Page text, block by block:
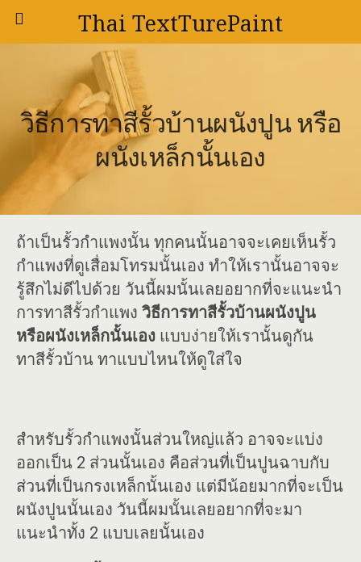
Thai TextTurePaint
วิธีการทาสีรั้วบ้านผนังปูน หรือ
ผนังเหล็กนั้นเอง
ถ้าเป็นรั้วกำแพงนั้น ทุกคนนั้นอาจจะเคยเห็นรั้ว
กำแพงที่ดูเสื่อมโทรมนั้นเอง ทำให้เรานั้นอาจจะ
รู้สึกไม่ดีไปด้วย วันนี้ผมนั้นเลยอยากที่จะแนะนำ
การทาสีรั้วกำแพง วิธีการทาสีรั้วบ้านผนังปูน
หรือผนังเหล็กนั้นเอง แบบง่ายให้เรานั้นดูกัน
ทาสีรั้วบ้าน ทาแบบไหนให้ดูใส่ใจ
สำหรับรั้วกำแพงนั้นส่วนใหญ่แล้ว อาจจะแบ่ง
ออกเป็น 2 ส่วนนั้นเอง คือส่วนที่เป็นปูนฉาบกับ
ส่วนที่เป็นกรงเหล็กนั้นเอง แต่มีน้อยมากที่จะเป็น
ผนังปูนนั้นเอง วันนี้ผมนั้นเลยอยากที่จะมา
แนะนำทั้ง 2 แบบเลยนั้นเอง